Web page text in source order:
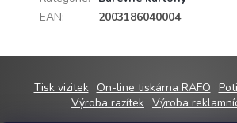
EAN: 2003186040004
Tisk vizitek On-line tiskárna RAFO
Výroba razítek Výroba